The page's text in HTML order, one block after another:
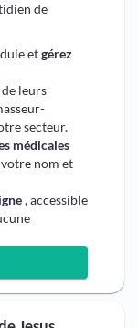
de
etgérez
leurs
secteur.
médicales
nom et
, accessible